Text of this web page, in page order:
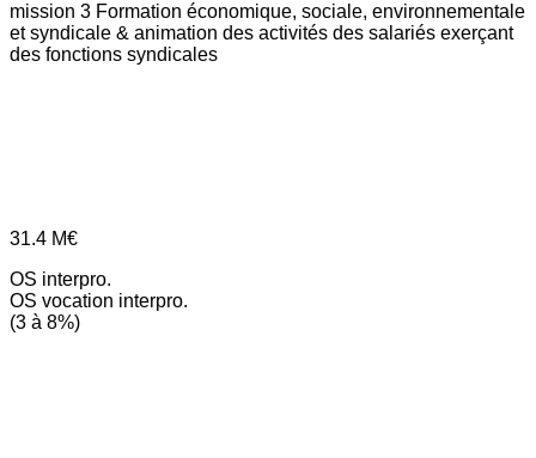
mission 3 Formation économique, sociale, environnementale
et syndicale & animation des activités des salariés exerçant
des fonctions syndicales
31.4 M€
OS interpro.
OS vocation interpro.
(3 à 8%)